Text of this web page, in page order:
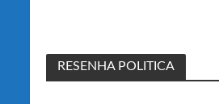
RESENHA POLITICA